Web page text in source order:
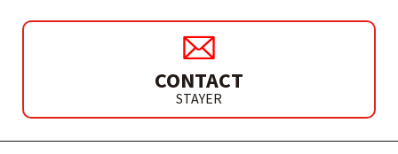
CONTACT
STAYER